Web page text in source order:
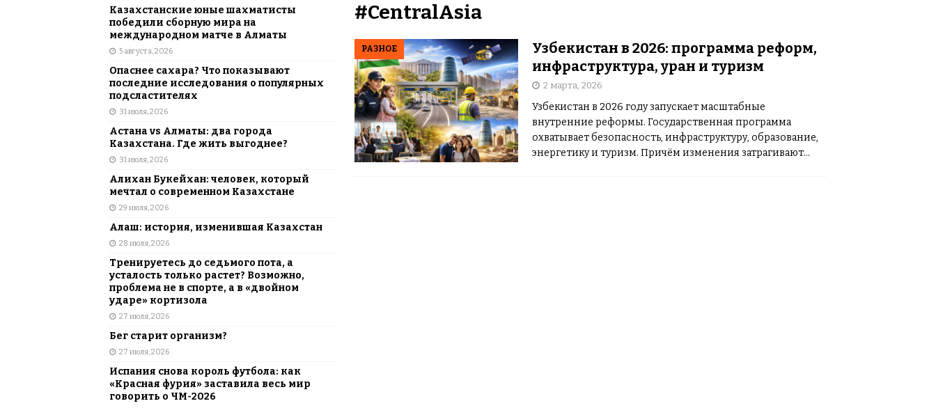
[ 29 июля, 2026 ] Алихан Букейхан: человек, который мечтал о современном Казахстане
ИСТОРИЯ И КУЛЬТУРА
[ 28 июля, 2026 ] Алаш: история, изменившая Казахстан ВЫБОР РЕДАКЦИИ
[ 5 августа, 2026 ] Казахстанские юные шахматисты победили сборную мира на международном
#CentralAsia
РАЗНОЕ
Узбекистан в 2026: программа реформ,
инфраструктура, уран и туризм
2 марта, 2026
Узбекистан в 2026 году запускает масштабные
внутренние реформы. Государственная программа
охватывает безопасность, инфраструктуру, образование,
энергетику и туризм. Причём изменения затрагивают
Казахстанские юные шахматисты
победили сборную мира на
международном матче в Алматы
5 августа, 2026
Опаснее сахара? Что показывают
последние исследования о популярных
подсластителях
31 июля, 2026
Астана vs Алматы: два города
Казахстана. Где жить выгоднее?
31 июля, 2026
Алихан Букейхан: человек, который
мечтал о современном Казахстане
29 июля, 2026
Алаш: история, изменившая Казахстан
28 июля, 2026
Тренируетесь до седьмого пота, а
усталость только растет? Возможно,
проблема не в спорте, а в «двойном
ударе» кортизола
27 июля, 2026
Бег старит организм?
27 июля, 2026
Испания снова король футбола: как
«Красная фурия» заставила весь мир
говорить о ЧМ-2026